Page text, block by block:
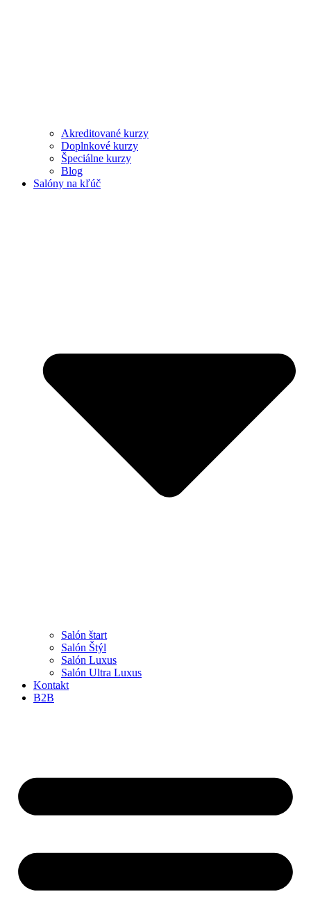
Akreditované kurzy
Doplnkové kurzy
Špeciálne kurzy
Blog
Salóny na kľúč
Salón štart
Salón Štýl
Salón Luxus
Salón Ultra Luxus
Kontakt
B2B